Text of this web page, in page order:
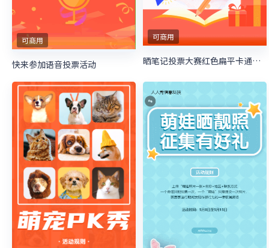
可商用
快来参加语音投票活动
可商用
晒笔记投票大赛红色扁平卡通风格微信投票活动